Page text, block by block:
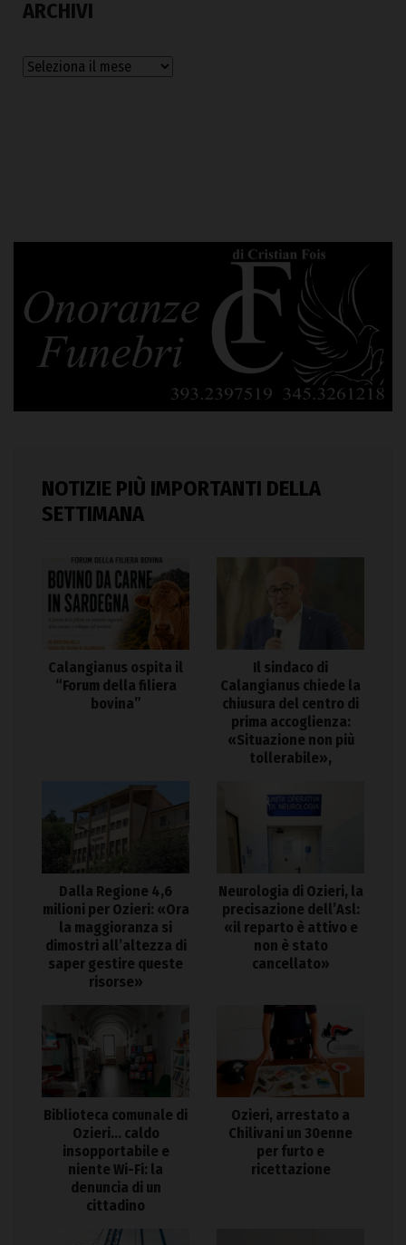
ARCHIVI
Archivi
NOTIZIE PIÙ IMPORTANTI DELLA
SETTIMANA
Calangianus ospita il
“Forum della filiera
bovina”
Il sindaco di
Calangianus chiede la
chiusura del centro di
prima accoglienza:
«Situazione non più
tollerabile»,
Dalla Regione 4,6
milioni per Ozieri: «Ora
la maggioranza si
dimostri all’altezza di
saper gestire queste
risorse»
Neurologia di Ozieri, la
precisazione dell’Asl:
«il reparto è attivo e
non è stato
cancellato»
Biblioteca comunale di
Ozieri… caldo
insopportabile e
niente Wi-Fi: la
denuncia di un
cittadino
Ozieri, arrestato a
Chilivani un 30enne
per furto e
ricettazione